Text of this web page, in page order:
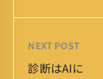
NEXT POST
診断はAIに